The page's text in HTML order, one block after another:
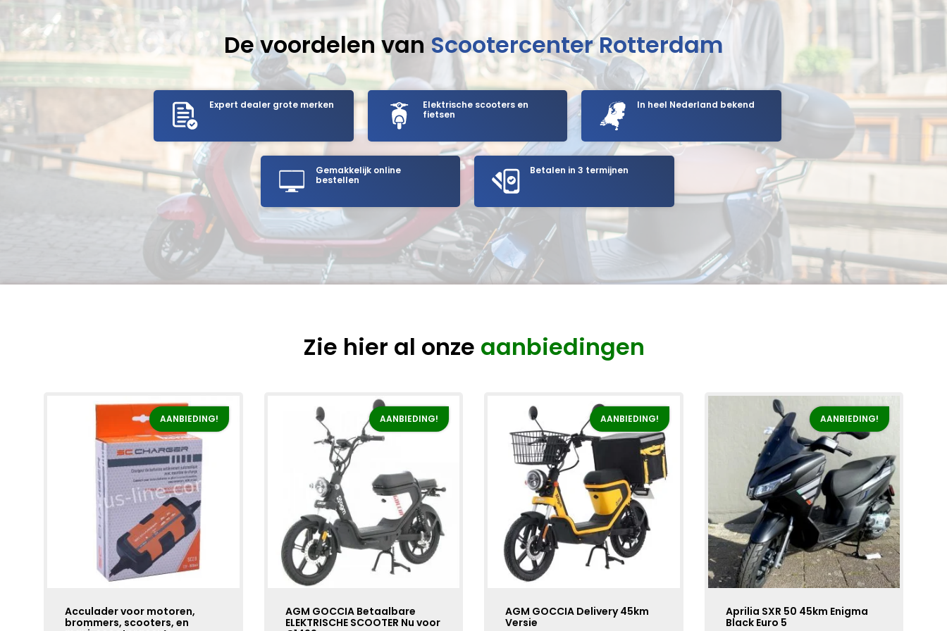
De voordelen van Scootercenter Rotterdam
Expert dealer grote merken
Elektrische scooters en
fietsen
In heel Nederland bekend
Gemakkelijk online
bestellen
Betalen in 3 termijnen
Zie hier al onze aanbiedingen
AANBIEDING!
Acculader voor motoren,
brommers, scooters, en
AANBIEDING!
AGM GOCCIA Betaalbare
ELEKTRISCHE SCOOTER Nu voor
AANBIEDING!
AGM GOCCIA Delivery 45km
Versie
AANBIEDING!
Aprilia SXR 50 45km Enigma
Black Euro 5